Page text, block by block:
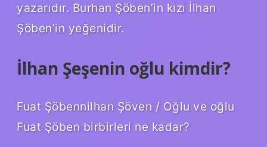
yazarıdır. Burhan Şöben’in kızı İlhan
Şöben’in yeğenidir.
İlhan Şeşenin oğlu kimdir?
Fuat Şöbennilhan Şöven / Oğlu ve oğlu
Fuat Şöben birbirleri ne kadar?